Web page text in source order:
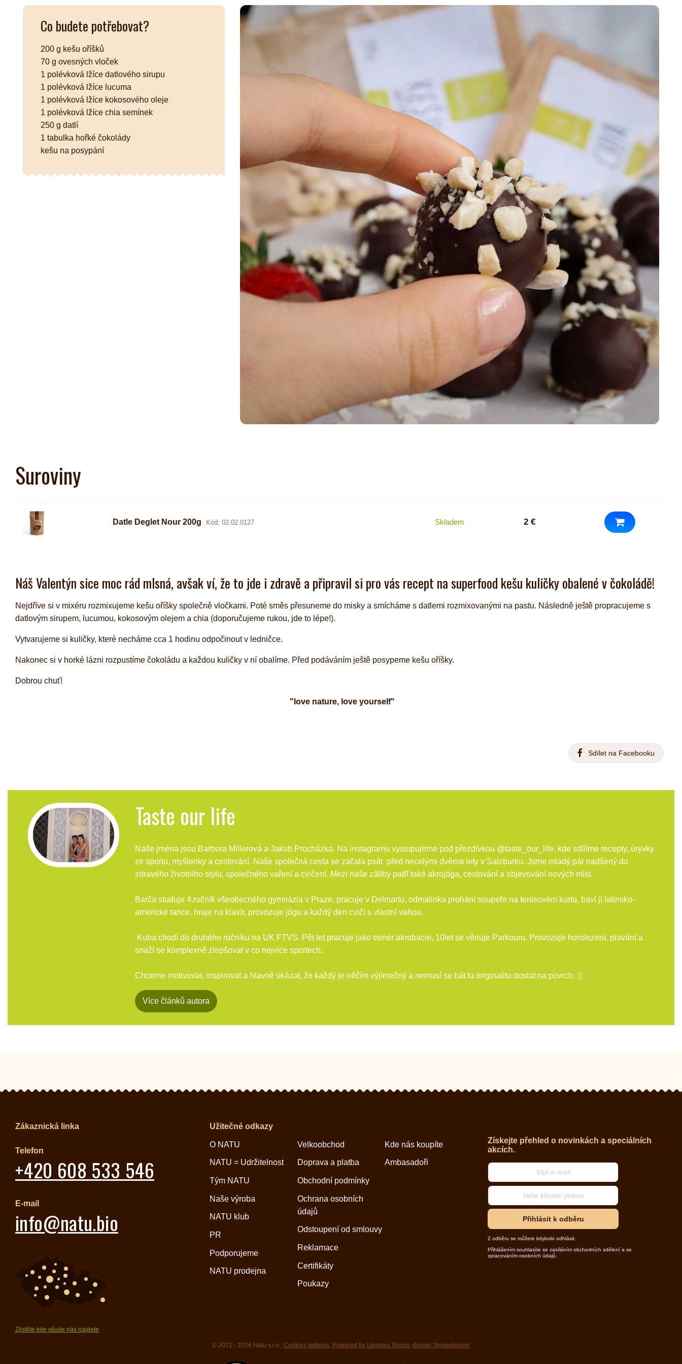
Kombuchy
Kokosové nápoje
Ostatní nápoje
Kokosové nádobí
Co budete potřebovat?
200 g kešu oříšků
70 g ovesných vloček
1 polévková lžíce datlového sirupu
1 polévková lžíce lucuma
1 polévková lžíce kokosového oleje
1 polévková lžíce chia semínek
250 g datlí
1 tabulka hořké čokolády
kešu na posypání
Suroviny
Datle Deglet Nour 200g Kód: 02.02.0127 Skladem 2 €
Náš Valentýn sice moc rád mlsná, avšak ví, že to jde i zdravě a připravil si pro vás recept na superfood kešu kuličky obalené v čokoládě!
Nejdříve si v mixéru rozmixujeme kešu oříšky společně vločkami. Poté směs přesuneme do misky a smícháme s datlemi rozmixovanými na pastu. Následně ještě propracujeme s
datlovým sirupem, lucumou, kokosovým olejem a chia (doporučujeme rukou, jde to lépe!).
Vytvarujeme si kuličky, které necháme cca 1 hodinu odpočinout v ledničce.
Nakonec si v horké lázni rozpustíme čokoládu a každou kuličky v ní obalíme. Před podáváním ještě posypeme kešu oříšky.
Dobrou chuť!
"love nature, love yourself"
Sdílet na Facebooku
Taste our life
Naše jména jsou Barbora Millerová a Jakub Procházka. Na instagramu vystupujeme pod přezdívkou @taste_our_life, kde sdílíme recepty, úryvky
ze sportu, myšlenky a cestování. Naše společná cesta se začala psát před necelými dvěma lety v Salzburku. Jsme mladý pár nadšený do
zdravého životního stylu, společného vaření a cvičení. Mezi naše záliby patří také akrojóga, cestování a objevování nových míst.
Barča studuje 4.ročník všeobecného gymnázia v Praze, pracuje v Delmartu, odmalinka prohání soupeře na tenisovém kurtu, baví ji latinsko-
americké tance, hraje na klavír, provozuje jógu a každý den cvičí s vlastní vahou.
Kuba chodí do druhého ročníku na UK FTVS. Pět let pracuje jako trenér akrobacie, 10let se věnuje Parkouru. Provozuje horolezení, plavání a
snaží se komplexně zlepšovat v co nejvíce sportech.
Chceme motivovat, inspirovat a hlavně ukázat, že každý je něčím výjimečný a nemusí se bát tu originalitu dostat na povrch. :)
Více článků autora
Zákaznická linka
Telefon
+420 608 533 546
E-mail
info@natu.bio
Zjistěte kde všude nás najdete
Užitečné odkazy
O NATU
NATU = Udržitelnost
Tým NATU
Naše výroba
NATU klub
PR
Podporujeme
NATU prodejna
Velkoobchod
Doprava a platba
Obchodní podmínky
Ochrana osobních
údajů
Odstoupení od smlouvy
Reklamace
Certifikáty
Poukazy
Kde nás koupíte
Ambasadoři
Získejte přehled o novinkách a speciálních
akcích.
Přihlásit k odběru
Z odběru se můžete kdykoliv odhlásit.
Přihlášením souhlasíte se zasíláním obchodních sdělení a se
zpracováním osobních údajů.
© 2021 - 2026 Natu s.r.o., Cookies settings Powered by Upgates Shops design Sniperdesign